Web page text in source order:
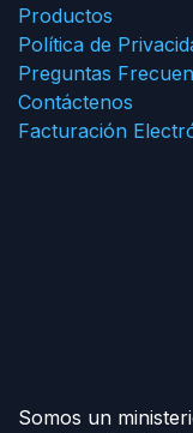
Productos
Política de
Preguntas
Contáctenos
Facturación
Somos un